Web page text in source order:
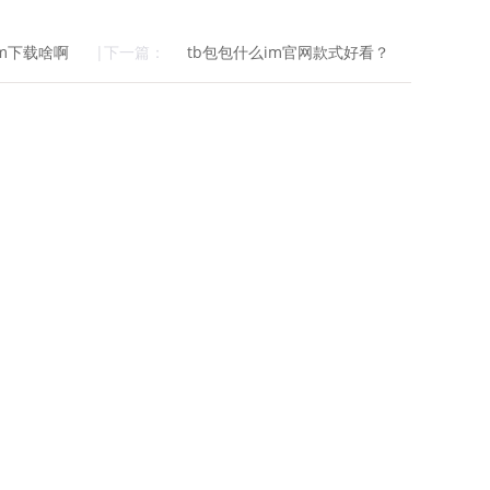
下载啥啊 |下一篇： tb包包什么im官网款式好看？